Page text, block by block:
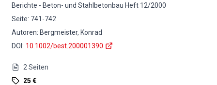
Berichte - Beton- und Stahlbetonbau Heft 12/2000
Seite: 741-742
Autoren: Bergmeister, Konrad
DOI : 10.1002/best.200001390
2 Seiten
25 €